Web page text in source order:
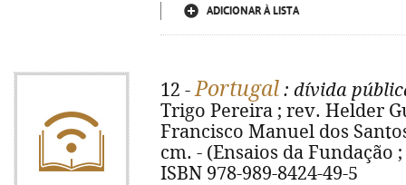
ADICIONAR À LISTA
12 -Portugal : dívida
Trigo Pereira ; rev. Helder
Francisco Manuel dos
cm. - (Ensaios da Fundação
ISBN 978-989-8424-49-5